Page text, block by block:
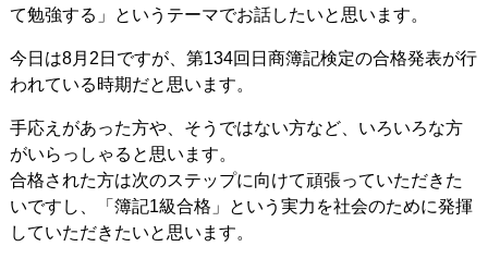
て勉強する」というテーマでお話したいと思います。
今日は8月2日ですが、第134回日商簿記検定の合格発表が行
われている時期だと思います。
手応えがあった方や、そうではない方など、いろいろな方
がいらっしゃると思います。
合格された方は次のステップに向けて頑張っていただきた
いですし、「簿記1級合格」という実力を社会のために発揮
していただきたいと思います。